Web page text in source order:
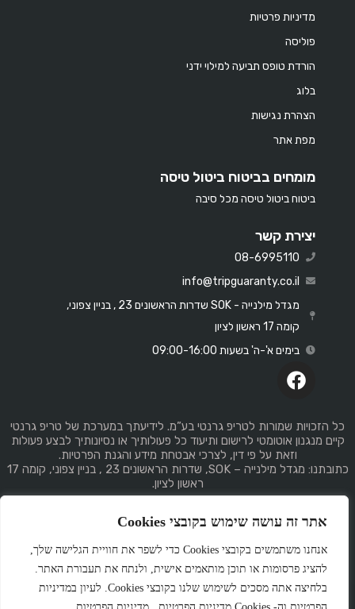
אתר זה עושה שימוש בקובצי Cookies
אנחנו משתמשים בקובצי Cookies כדי לשפר את חוויית הגלישה שלך,
להציג פרסומות או תוכן מותאמים אישית, ולנתח את תעבורת האתר.
בלחיצה אתה מסכים לשימוש שלנו בקובצי Cookies. לעיון במדיניות
מדיניות פרטיות
פוליסה
הורדת טופס תביעה למילוי ידני
בלוג
הצהרת נגישות
מפת אתר
מומחים בביטוח ביטול טיסה
ביטוח ביטול טיסה מכל סיבה
יצירת קשר
08-6995110
info@tripguaranty.co.il
מגדל מילנייה - SOK שדרות הראשונים 23 , בניין צפוני,
קומה 17 ראשון לציון
בימים א'-ה' בשעות 09:00-16:00
כל הזכויות שמורות לטריפ גרנטי בע”מ. לידיעתך במערכת של טריפ גרנטי
קיים מנגנון אוטומטי לרישום ותיעוד כל פעולותיך או נסיונותיך לבצע פעולות
וזאת על פי דין, לצרכי אבטחת מידע והגנת הפרטיות.
כתובתנו: מגדל מילנייה – SOK, שדרות הראשונים 23 , בניין צפוני, קומה 17
ראשון לציון.
Madeby GemPlan